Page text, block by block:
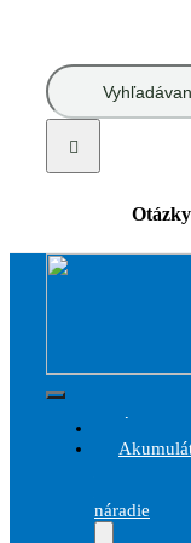
content
Hľadať:
Toggle
náradie